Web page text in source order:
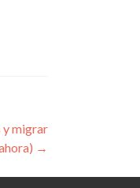
y migrar
→